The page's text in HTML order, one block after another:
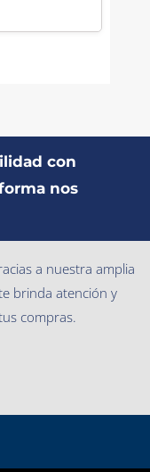
con
nos
a nuestra amplia
brinda atención y
compras.